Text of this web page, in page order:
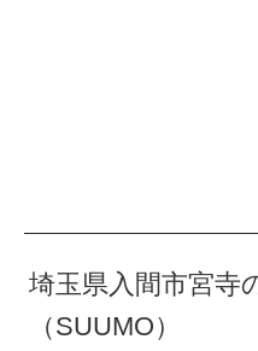
埼玉県入間市宮寺
（SUUMO）